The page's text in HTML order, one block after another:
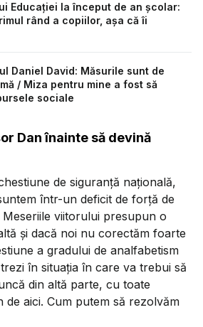
Educației la început de an școlar:
rând a copiilor, așa că îi
Daniel David: Măsurile sunt de
/ Miza pentru mine a fost să
sociale
Dan înainte să devină
de siguranță națională,
într-un deficit de forță de
viitorului presupun o
și dacă noi nu corectăm foarte
a gradului de analfabetism
în situația în care va trebui să
din altă parte, cu toate
de aici. Cum putem să rezolvăm